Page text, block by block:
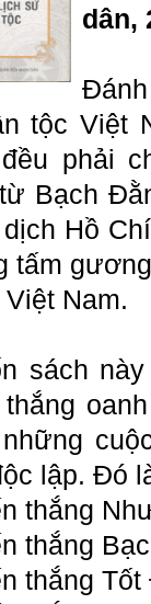
dân,
tộc Việt
phải
Bạch
Hồ
tấm
Nam.
sách
thắng
lập. Đó
thắng
thắng
thắng